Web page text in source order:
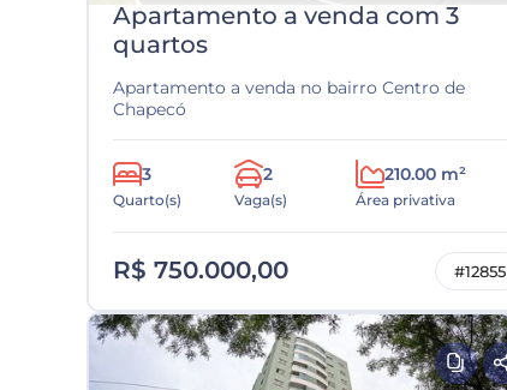
Apartamento a venda com 3
quartos
Apartamento a venda no bairro Centro de
Chapecó
3
Quarto(s)
2
Vaga(s)
210.00 m²
Área privativa
R$ 750.000,00 #12855